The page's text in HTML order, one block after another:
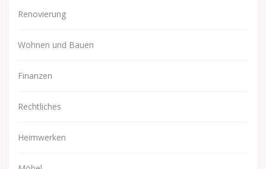
Renovierung
Wohnen und Bauen
Finanzen
Rechtliches
Heimwerken